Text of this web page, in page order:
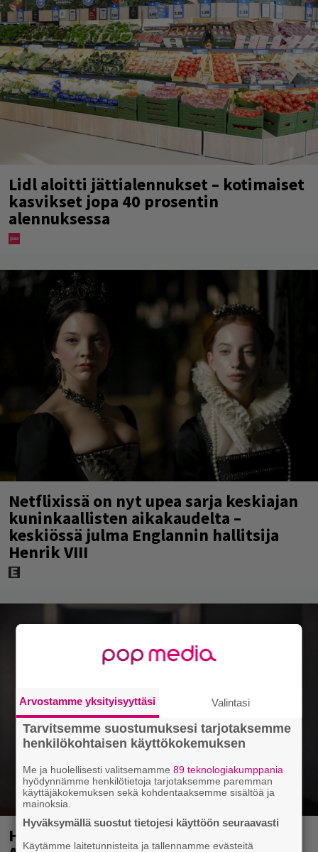
Lidl aloitti jättialennukset – kotimaiset
kasvikset jopa 40 prosentin
alennuksessa
Netflixissä on nyt upea sarja keskiajan
kuninkaallisten aikakaudelta –
keskiössä julma Englannin hallitsija
Henrik VIII
Huomenna se ilmestyy – CMX:stä tutun
Arvostamme yksityisyyttäsi Valintasi
Tarvitsemme suostumuksesi tarjotaksemme
henkilökohtaisen käyttökokemuksen
Me ja huolellisesti valitsemamme89 teknologiakumppania
hyödynnämme henkilötietoja tarjotaksemme paremman
käyttäjäkokemuksen sekä kohdentaaksemme sisältöä ja
mainoksia.
Hyväksymällä suostut tietojesi käyttöön seuraavasti
Käytämme laitetunnisteita ja tallennamme evästeitä